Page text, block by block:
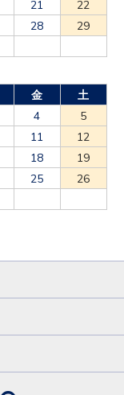
21
22
28
29
金
土
4
5
11
12
18
19
25
26